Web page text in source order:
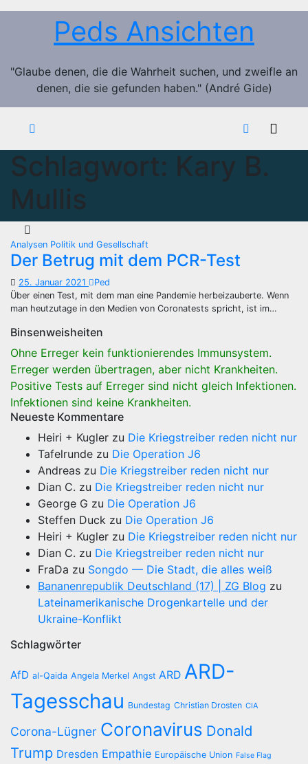
Zum
Peds Ansichten
"Glaube denen, die die Wahrheit suchen, und zweifle an
denen, die sie gefunden haben." (André Gide)
Schlagwort: Kary B.
Mullis
Analysen Politik und Gesellschaft
Der Betrug mit dem PCR-Test
25. Januar 2021
Ped
Über einen Test, mit dem man eine Pandemie herbeizauberte. Wenn
man heutzutage in den Medien von Coronatests spricht, ist im…
Binsenweisheiten
Ohne Erreger kein funktionierendes Immunsystem.
Erreger werden übertragen, aber nicht Krankheiten.
Positive Tests auf Erreger sind nicht gleich Infektionen.
Infektionen sind keine Krankheiten.
Neueste Kommentare
Heiri + Kugler zu Die Kriegstreiber reden nicht nur
Tafelrunde zu Die Operation J6
Andreas zu Die Kriegstreiber reden nicht nur
Dian C. zu Die Kriegstreiber reden nicht nur
George G zu Die Operation J6
Steffen Duck zu Die Operation J6
Heiri + Kugler zu Die Kriegstreiber reden nicht nur
Dian C. zu Die Kriegstreiber reden nicht nur
FraDa zu Songdo — Die Stadt, die alles weiß
Bananenrepublik Deutschland (17) | ZG Blog zu
Lateinamerikanische Drogenkartelle und der
Ukraine-Konflikt
Schlagwörter
AfD al-Qaida Angela Merkel Angst ARD ARD-
Tagesschau Bundestag Christian Drosten CIA
Corona-Lügner Coronavirus Donald
Trump Dresden Empathie Europäische Union False Flag